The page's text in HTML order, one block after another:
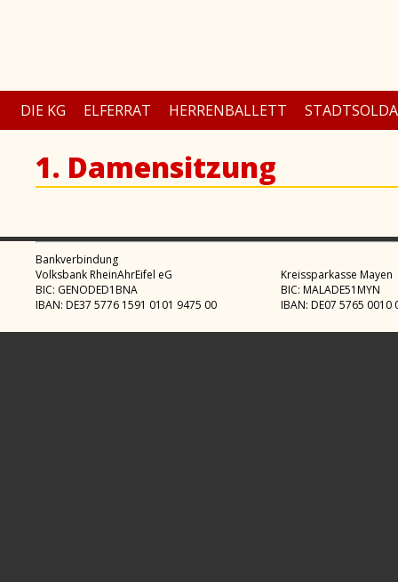
DIE KG ELFERRAT HERRENBALLETT
1. Damensitzung
Bankverbindung
Volksbank RheinAhrEifel eG
BIC: GENODED1BNA
IBAN: DE37 5776 1591 0101 9475 00
Kreissparkasse Mayen
BIC: MALADE51MYN
IBAN: DE07 5765 0010